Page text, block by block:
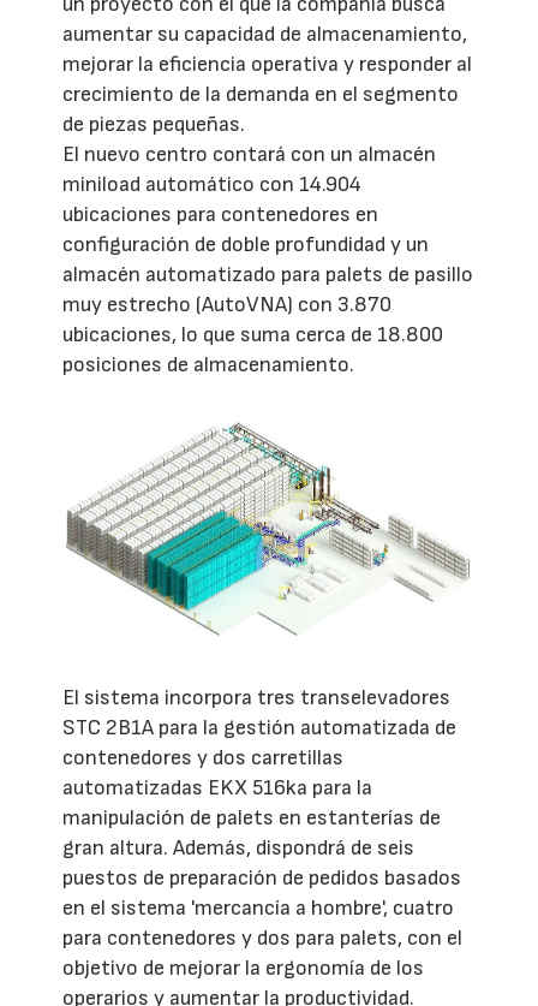
aumentar su capacidad de almacenamiento,
mejorar la eficiencia operativa y responder al
crecimiento de la demanda en el segmento
de piezas pequeñas.
El nuevo centro contará con un almacén
miniload automático con 14.904
ubicaciones para contenedores en
configuración de doble profundidad y un
almacén automatizado para palets de pasillo
muy estrecho (AutoVNA) con 3.870
ubicaciones, lo que suma cerca de 18.800
posiciones de almacenamiento.
El sistema incorpora tres transelevadores
STC 2B1A para la gestión automatizada de
contenedores y dos carretillas
automatizadas EKX 516ka para la
manipulación de palets en estanterías de
gran altura. Además, dispondrá de seis
puestos de preparación de pedidos basados
en el sistema 'mercancía a hombre', cuatro
para contenedores y dos para palets, con el
objetivo de mejorar la ergonomía de los
operarios y aumentar la productividad.